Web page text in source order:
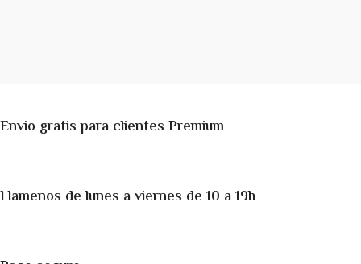
Envio gratis para clientes Premium
Llamenos de lunes a viernes de 10 a 19h